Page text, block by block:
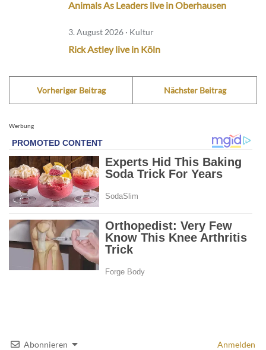
Animals As Leaders live in Oberhausen
3. August 2026 · Kultur
Rick Astley live in Köln
Vorheriger Beitrag Nächster Beitrag
Werbung
Abonnieren Anmelden